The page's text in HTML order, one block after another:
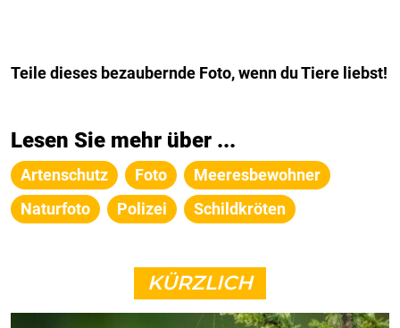
Teile dieses bezaubernde Foto, wenn du Tiere liebst!
Lesen Sie mehr über ...
Artenschutz Foto
Meeresbewohner
Naturfoto
Polizei Schildkröten
KÜRZLICH